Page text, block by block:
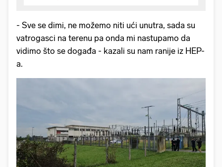
- Sve se dimi, ne možemo niti ući unutra, sada su
vatrogasci na terenu pa onda mi nastupamo da
vidimo što se događa - kazali su nam ranije iz HEP-
a.